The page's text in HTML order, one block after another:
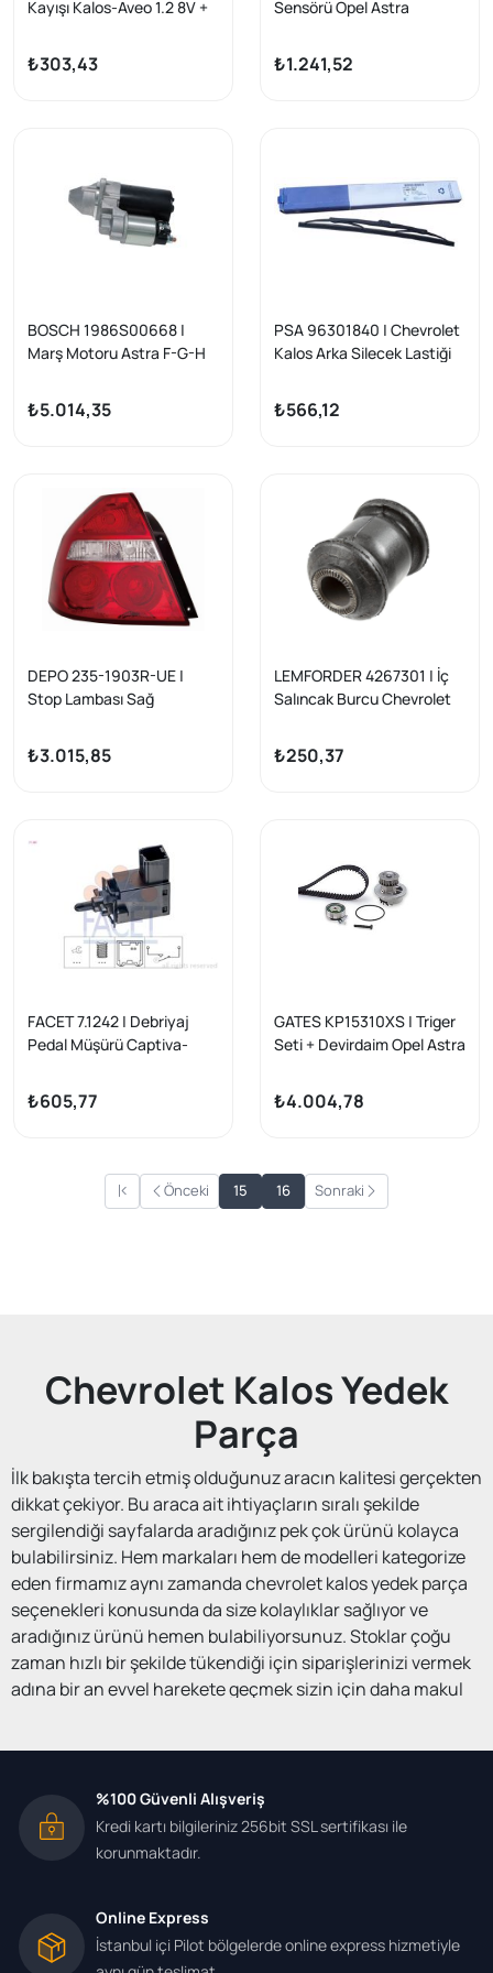
Kayışı Kalos-Aveo 1.2 8V +
Santa Fe 2.0-2.4
₺303,43
Sensörü Opel Astra
A14NET
₺1.241,52
BOSCH 1986S00668 |
Marş Motoru Astra F-G-H
₺5.014,35
PSA 96301840 | Chevrolet
Kalos Arka Silecek Lastiği
₺566,12
DEPO 235-1903R-UE |
Stop Lambası Sağ
06-; Kalos T200 HB 03-08
₺3.015,85
LEMFORDER 4267301 | İç
Salıncak Burcu Chevrolet
11
₺250,37
FACET 7.1242 | Debriyaj
Pedal Müşürü Captiva-
Mokka
₺605,77
GATES KP15310XS | Triger
Seti + Devirdaim Opel Astra
Vectra A/B Combo B 1.2-
1.6 8V X14SZ
₺4.004,78
Önceki 15 16 Sonraki
Chevrolet Kalos Yedek
Parça
İlk bakışta tercih etmiş olduğunuz aracın kalitesi gerçekten
dikkat çekiyor. Bu araca ait ihtiyaçların sıralı şekilde
sergilendiği sayfalarda aradığınız pek çok ürünü kolayca
bulabilirsiniz. Hem markaları hem de modelleri kategorize
eden firmamız aynı zamanda chevrolet kalos yedek parça
seçenekleri konusunda da size kolaylıklar sağlıyor ve
aradığınız ürünü hemen bulabiliyorsunuz. Stoklar çoğu
zaman hızlı bir şekilde tükendiği için siparişlerinizi vermek
adına bir an evvel harekete geçmek sizin için daha makul
konusunda size sağlanan fırsatlar orijinal yedek parçalar
ile birlikte elinizi daha da güçlendiriyor.Chevrolet yedek
konusunda kesinlikle her aradığınızı bulacağınız ve
avantaj göstergesidir. Bakım masraflarının asgari seviyede
olması için hem orijinal hem de ucuz yedek parçalar büyük
%100 Güvenli Alışveriş
Kredi kartı bilgileriniz 256bit SSL sertifikası ile
korunmaktadır.
Online Express
İstanbul içi Pilot bölgelerde online express hizmetiyle